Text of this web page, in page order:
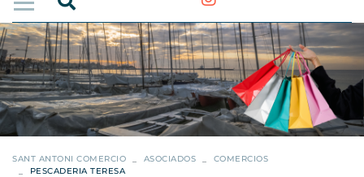
SANT ANTONI COMERCIO ASOCIADOS
COMERCIOS
PESCADERIA TERESA